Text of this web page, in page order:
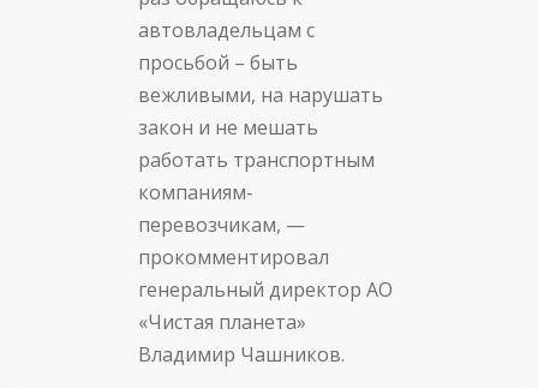
автовладельцам с
просьбой – быть
вежливыми, на нарушать
закон и не мешать
работать транспортным
компаниям-
перевозчикам, —
прокомментировал
генеральный директор АО
«Чистая планета»
Владимир Чашников.